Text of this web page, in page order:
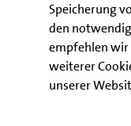
Speicherung
den
empfehlen wir
weiterer
unserer